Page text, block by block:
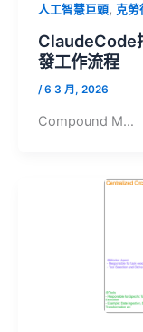
人工智慧巨頭, 克勞
ClaudeCode
發工作流程
/6 3 月, 2026
Compound M…